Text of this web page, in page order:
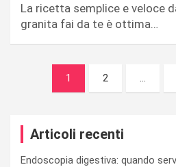
La ricetta semplice e veloce
granita fai da te è ottima…
Navigazione
articoli
1 2 …
Articoli recenti
Endoscopia digestiva: quando